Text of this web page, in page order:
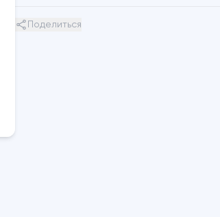
Поделиться